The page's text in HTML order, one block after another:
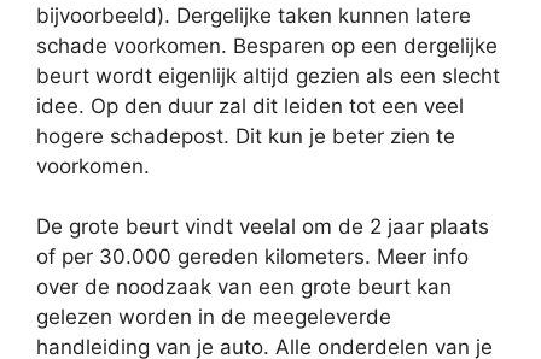
bijvoorbeeld). Dergelijke taken kunnen latere
schade voorkomen. Besparen op een dergelijke
beurt wordt eigenlijk altijd gezien als een slecht
idee. Op den duur zal dit leiden tot een veel
hogere schadepost. Dit kun je beter zien te
voorkomen.
De grote beurt vindt veelal om de 2 jaar plaats
of per 30.000 gereden kilometers. Meer info
over de noodzaak van een grote beurt kan
gelezen worden in de meegeleverde
handleiding van je auto. Alle onderdelen van je